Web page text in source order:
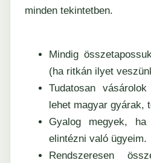
minden tekintetben.
Mindig
(ha ritkán ilyet
Tudatosan
lehet magyar gyárak,
Gyalog megyek,
elintézni való ügyeim.
Rendszeresen